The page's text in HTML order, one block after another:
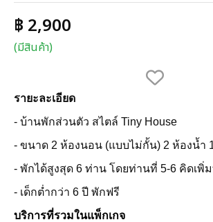
฿ 2,900
(มีสินค้า)
รายะละเอียด
- บ้านพักส่วนตัว สไตล์ Tiny House
- ขนาด 2 ห้องนอน (แบบไม่กั้น) 2 ห้องน้ำ
- พักได้สูงสุด 6 ท่าน โดยท่านที่ 5-6 คิดเพิ่
- เด็กต่ำกว่า 6 ปี พักฟรี
บริการที่รวมในแพ็กเกจ